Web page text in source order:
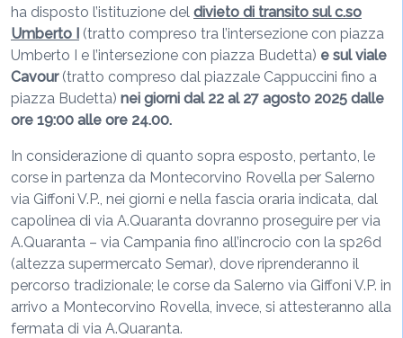
ha disposto l’istituzione del divieto di transito sul c.so
Umberto I (tratto compreso tra l’intersezione con piazza
Umberto I e l’intersezione con piazza Budetta) e sul viale
Cavour(tratto compreso dal piazzale Cappuccini fino a
piazza Budetta) nei giorni dal 22 al 27 agosto 2025 dalle
ore 19:00 alle ore 24.00.
In considerazione di quanto sopra esposto, pertanto, le
corse in partenza da Montecorvino Rovella per Salerno
via Giffoni V.P., nei giorni e nella fascia oraria indicata, dal
capolinea di via A.Quaranta dovranno proseguire per via
A.Quaranta – via Campania fino all’incrocio con la sp26d
(altezza supermercato Semar), dove riprenderanno il
percorso tradizionale; le corse da Salerno via Giffoni V.P. in
arrivo a Montecorvino Rovella, invece, si attesteranno alla
fermata di via A.Quaranta.